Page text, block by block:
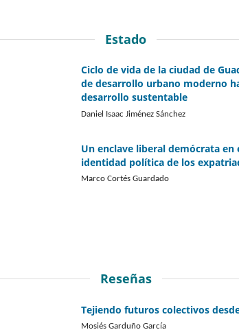
Estado
Ciclo de vida de la ciudad de
de desarrollo urbano moderno
desarrollo sustentable
Daniel Isaac Jiménez Sánchez
Un enclave liberal demócrata
identidad política de los
Marco Cortés Guardado
Reseñas
Tejiendo futuros colectivos
Mosiés Garduño García